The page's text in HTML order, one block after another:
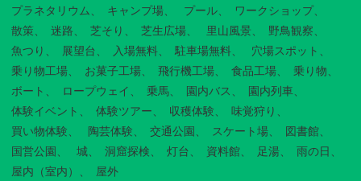
プラネタリウム
キャンプ場 プール
ワークショップ
散策
迷路 芝そり 芝生広場 里山風景
野鳥観察
魚つり
展望台 入場無料 駐車場無料
穴場スポット
乗り物工場
お菓子工場 飛行機工場 食品工場
乗り物
ボート
ロープウェイ 乗馬 園内バス
園内列車
体験イベント
体験ツアー 収穫体験
味覚狩り
買い物体験
陶芸体験 交通公園 スケート場
図書館
国営公園
城 洞窟探検 灯台 資料館 足湯
雨の日
屋内（室内）
屋外